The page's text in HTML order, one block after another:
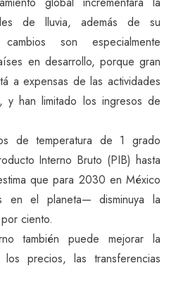
de lluvia, además de su
son especialmente
en desarrollo, porque gran
a expensas de las actividades
y han limitado los ingresos de
de temperatura de 1 grado
Interno Bruto (PIB) hasta
que para 2030 en México
en el planeta— disminuya la
ciento.
también puede mejorar la
precios, las transferencias